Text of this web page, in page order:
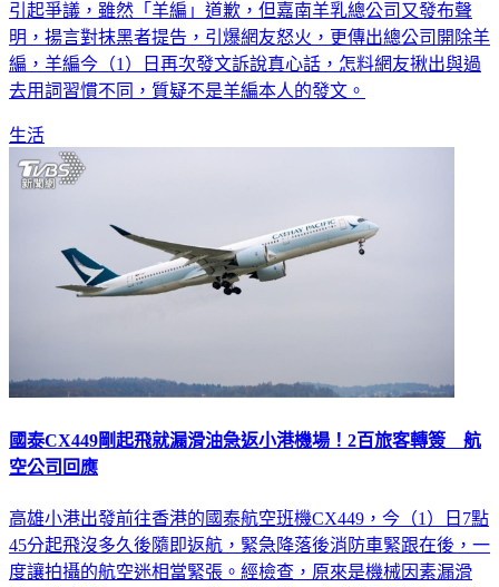
引起爭議，雖然「羊編」道歉，但嘉南羊乳總公司又發布聲
明，揚言對抹黑者提告，引爆網友怒火，更傳出總公司開除羊
編，羊編今（1）日再次發文訴說真心話，怎料網友揪出與過
去用詞習慣不同，質疑不是羊編本人的發文。
生活
國泰CX449剛起飛就漏滑油急返小港機場！2百旅客轉簽 航
空公司回應
高雄小港出發前往香港的國泰航空班機CX449，今（1）日7點
45分起飛沒多久後隨即返航，緊急降落後消防車緊跟在後，一
度讓拍攝的航空迷相當緊張。經檢查，原來是機械因素漏滑